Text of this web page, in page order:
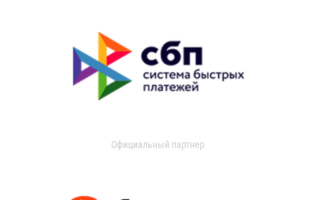
Официальный партнер